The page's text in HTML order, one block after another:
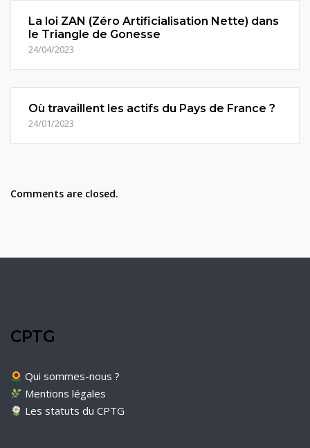
La loi ZAN (Zéro Artificialisation Nette) dans
le Triangle de Gonesse
24/04/2023
Où travaillent les actifs du Pays de France ?
24/01/2023
Comments are closed.
CPTG
Qui sommes-nous ?
Mentions légales
Les statuts du CPTG